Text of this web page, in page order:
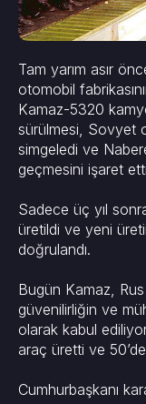
Tam yarım asır
otomobil
Kamaz-5320
sürülmesi, Sovyet
simgeledi ve
geçmesini işaret
Sadece üç yıl
üretildi ve yeni
doğrulandı.
Bugün Kamaz,
güvenilirliğin ve
olarak kabul
araç üretti ve
Cumhurbaşkanı